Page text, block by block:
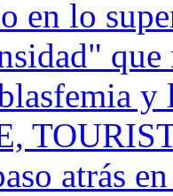
en lo
que
y
atrás